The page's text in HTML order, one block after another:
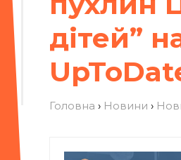
дітей”
Головна › Новини ›